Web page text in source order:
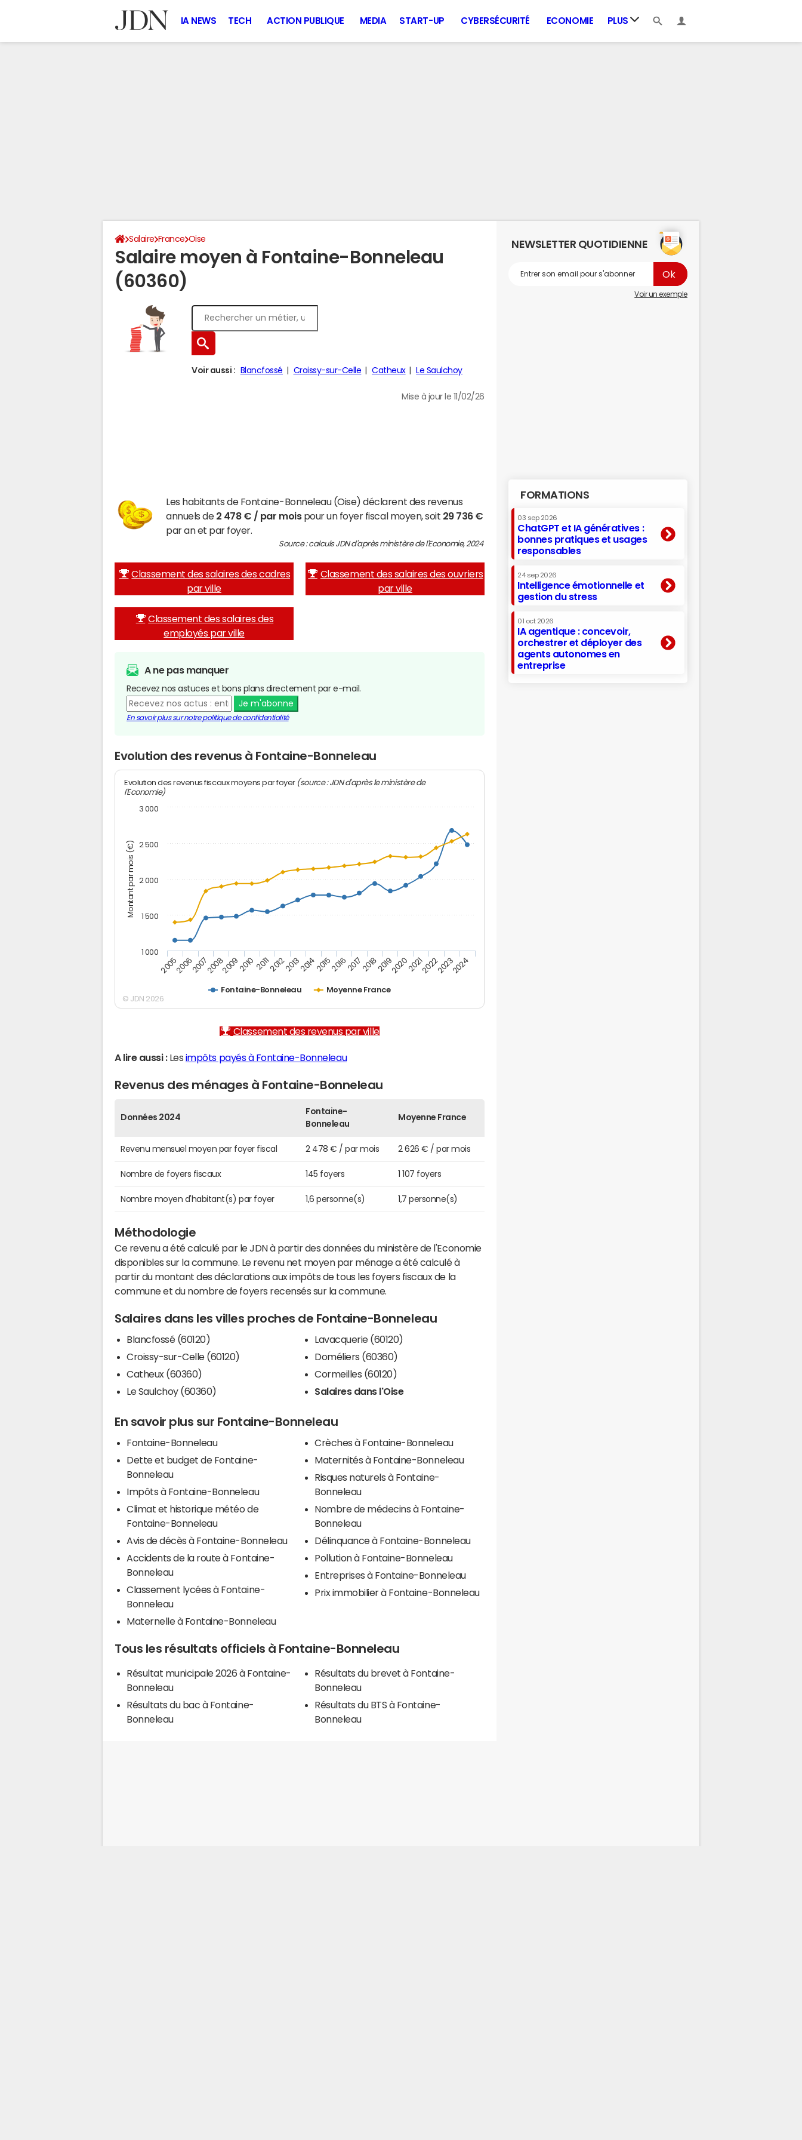
IA NEWS TECH ACTION PUBLIQUE MEDIA START-UP CYBERSÉCURITÉ ECONOMIE PLUS
Salaire France Oise
Salaire moyen à Fontaine-Bonneleau
(60360)
Voir aussi : Blancfossé Croissy-sur-Celle Catheux Le Saulchoy
Mise à jour le 11/02/26
Les habitants de Fontaine-Bonneleau (Oise) déclarent des revenus
annuels de 2 478 € / par moispour un foyer fiscal moyen, soit 29 736 €
par an et par foyer.
Source : calculs JDN d'après ministère de l'Economie, 2024
Classement des salaires des cadres
par ville
Classement des salaires des ouvriers
par ville
Classement des salaires des
employés par ville
A ne pas manquer
Recevez nos astuces et bons plans directement par e-mail.
Je m'abonne
En savoir plus sur notre politique de confidentialité
Evolution des revenus à Fontaine-Bonneleau
Montant par mois (€)
Evolution des revenus fiscaux moyens par foyer (source : JDN d'après le ministère de
l'Economie)
Fontaine-Bonneleau Moyenne France
200520062007200820092010 20112012201320142015201620172018201920202021202220232024
1 000
1 500
2 000
2 500
3 000
© JDN 2026
Classement des revenus par ville
A lire aussi :Les impôts payés à Fontaine-Bonneleau
Revenus des ménages à Fontaine-Bonneleau
Données 2024
Fontaine-
Bonneleau
Moyenne France
Revenu mensuel moyen par foyer fiscal 2 478 € / par mois 2 626 € / par mois
Nombre de foyers fiscaux 145 foyers 1 107 foyers
Nombre moyen d'habitant(s) par foyer 1,6 personne(s) 1,7 personne(s)
Méthodologie
Ce revenu a été calculé par le JDN à partir des données du ministère de l'Economie
disponibles sur la commune. Le revenu net moyen par ménage a été calculé à
partir du montant des déclarations aux impôts de tous les foyers fiscaux de la
commune et du nombre de foyers recensés sur la commune.
Salaires dans les villes proches de Fontaine-Bonneleau
Blancfossé (60120)
Croissy-sur-Celle (60120)
Catheux (60360)
Le Saulchoy (60360)
Lavacquerie (60120)
Doméliers (60360)
Cormeilles (60120)
Salaires dans l'Oise
En savoir plus sur Fontaine-Bonneleau
Fontaine-Bonneleau
Dette et budget de Fontaine-
Bonneleau
Impôts à Fontaine-Bonneleau
Climat et historique météo de
Fontaine-Bonneleau
Avis de décès à Fontaine-Bonneleau
Accidents de la route à Fontaine-
Bonneleau
Classement lycées à Fontaine-
Bonneleau
Maternelle à Fontaine-Bonneleau
Crèches à Fontaine-Bonneleau
Maternités à Fontaine-Bonneleau
Risques naturels à Fontaine-
Bonneleau
Nombre de médecins à Fontaine-
Bonneleau
Délinquance à Fontaine-Bonneleau
Pollution à Fontaine-Bonneleau
Entreprises à Fontaine-Bonneleau
Prix immobilier à Fontaine-Bonneleau
Tous les résultats officiels à Fontaine-Bonneleau
Résultat municipale 2026 à Fontaine-
Bonneleau
Résultats du bac à Fontaine-
Bonneleau
Résultats du brevet à Fontaine-
Bonneleau
Résultats du BTS à Fontaine-
Bonneleau
NEWSLETTER QUOTIDIENNE
Voir un exemple
FORMATIONS
03 sep 2026
ChatGPT et IA génératives :
bonnes pratiques et usages
responsables
24 sep 2026
Intelligence émotionnelle et
gestion du stress
01 oct 2026
IA agentique : concevoir,
orchestrer et déployer des
agents autonomes en
entreprise